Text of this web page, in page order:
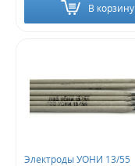
В корзину
Электроды УОНИ 13/55